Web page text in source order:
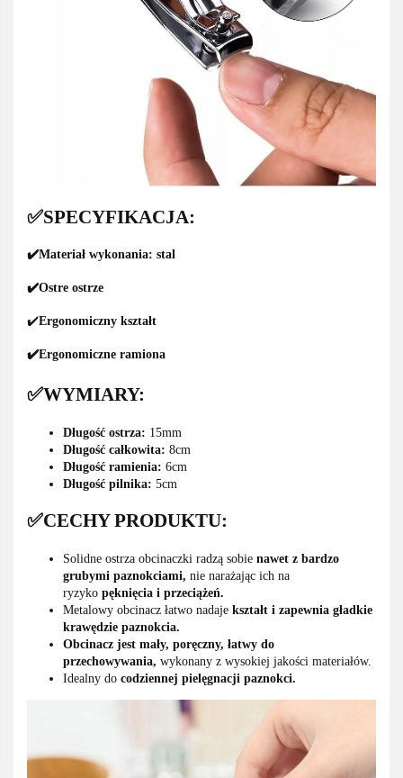
✅SPECYFIKACJA:
✔️Materiał wykonania: stal
✔️Ostre ostrze
✔️Ergonomiczny kształt
✔️Ergonomiczne ramiona
✅WYMIARY:
Długość ostrza: 15mm
Długość całkowita: 8cm
Długość ramienia: 6cm
Długość pilnika: 5cm
✅CECHY PRODUKTU:
Solidne ostrza obcinaczki radzą sobie nawet z bardzo
grubymi paznokciami, nie narażając ich na
ryzyko pęknięcia i przeciążeń.
Metalowy obcinacz łatwo nadaje kształt i zapewnia gładkie
krawędzie paznokcia.
Obcinacz jest mały, poręczny, łatwy do
przechowywania, wykonany z wysokiej jakości materiałów.
Idealny do codziennej pielęgnacji paznokci.